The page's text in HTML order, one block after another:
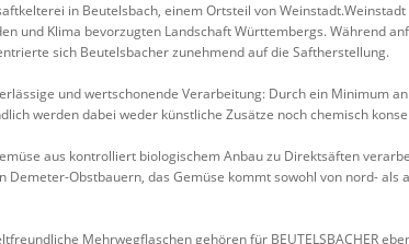
in Beutelsbach, einem Ortsteil von
und Klima bevorzugten Landschaft Württembergs. Während
sich Beutelsbacher zunehmend auf die Saftherstellung.
und wertschonende Verarbeitung: Durch ein Minimum
werden dabei weder künstliche Zusätze noch chemisch
aus kontrolliert biologischem Anbau zu Direktsäften
Demeter-Obstbauern, das Gemüse kommt sowohl von nord- als
Mehrwegflaschen gehören für BEUTELSBACHER